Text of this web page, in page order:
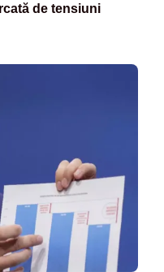
de tensiuni